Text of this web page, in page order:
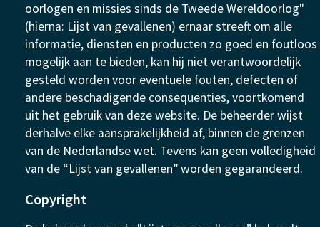
oorlogen en missies sinds de Tweede Wereldoorlog"
(hierna: Lijst van gevallenen) ernaar streeft om alle
informatie, diensten en producten zo goed en foutloos
mogelijk aan te bieden, kan hij niet verantwoordelijk
gesteld worden voor eventuele fouten, defecten of
andere beschadigende consequenties, voortkomend
uit het gebruik van deze website. De beheerder wijst
derhalve elke aansprakelijkheid af, binnen de grenzen
van de Nederlandse wet. Tevens kan geen volledigheid
van de “Lijst van gevallenen” worden gegarandeerd.
Copyright